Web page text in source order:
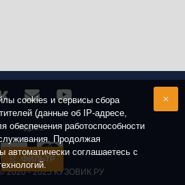
Адрес:
©2020 - 2025КУЗОВИК.РУ
cookies и сервисы сбора
(данные об IP-адресе,
обеспечения работоспособности
Продолжая
автоматически соглашаетесь с
ФИЛЬТР